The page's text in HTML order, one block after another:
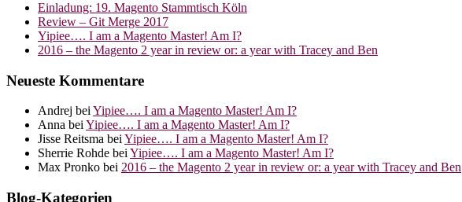
Einladung: 19. Magento Stammtisch Köln
Review – Git Merge 2017
Yipiee…. I am a Magento Master! Am I?
2016 – the Magento 2 year in review or: a year with Tracey and Ben
Neueste Kommentare
Andrej beiYipiee…. I am a Magento Master! Am I?
Anna beiYipiee…. I am a Magento Master! Am I?
Jisse Reitsma beiYipiee…. I am a Magento Master! Am I?
Sherrie Rohde beiYipiee…. I am a Magento Master! Am I?
Max Pronko bei 2016 – the Magento 2 year in review or: a year with Tracey and Ben
Blog-Kategorien